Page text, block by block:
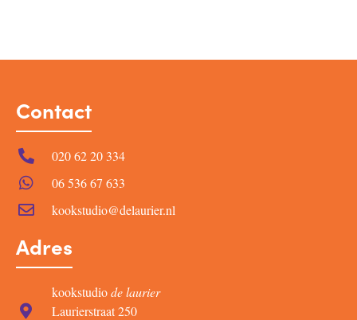
Contact
020 62 20 334
06 536 67 633
kookstudio@delaurier.nl
Adres
kookstudiode laurier
Laurierstraat 250